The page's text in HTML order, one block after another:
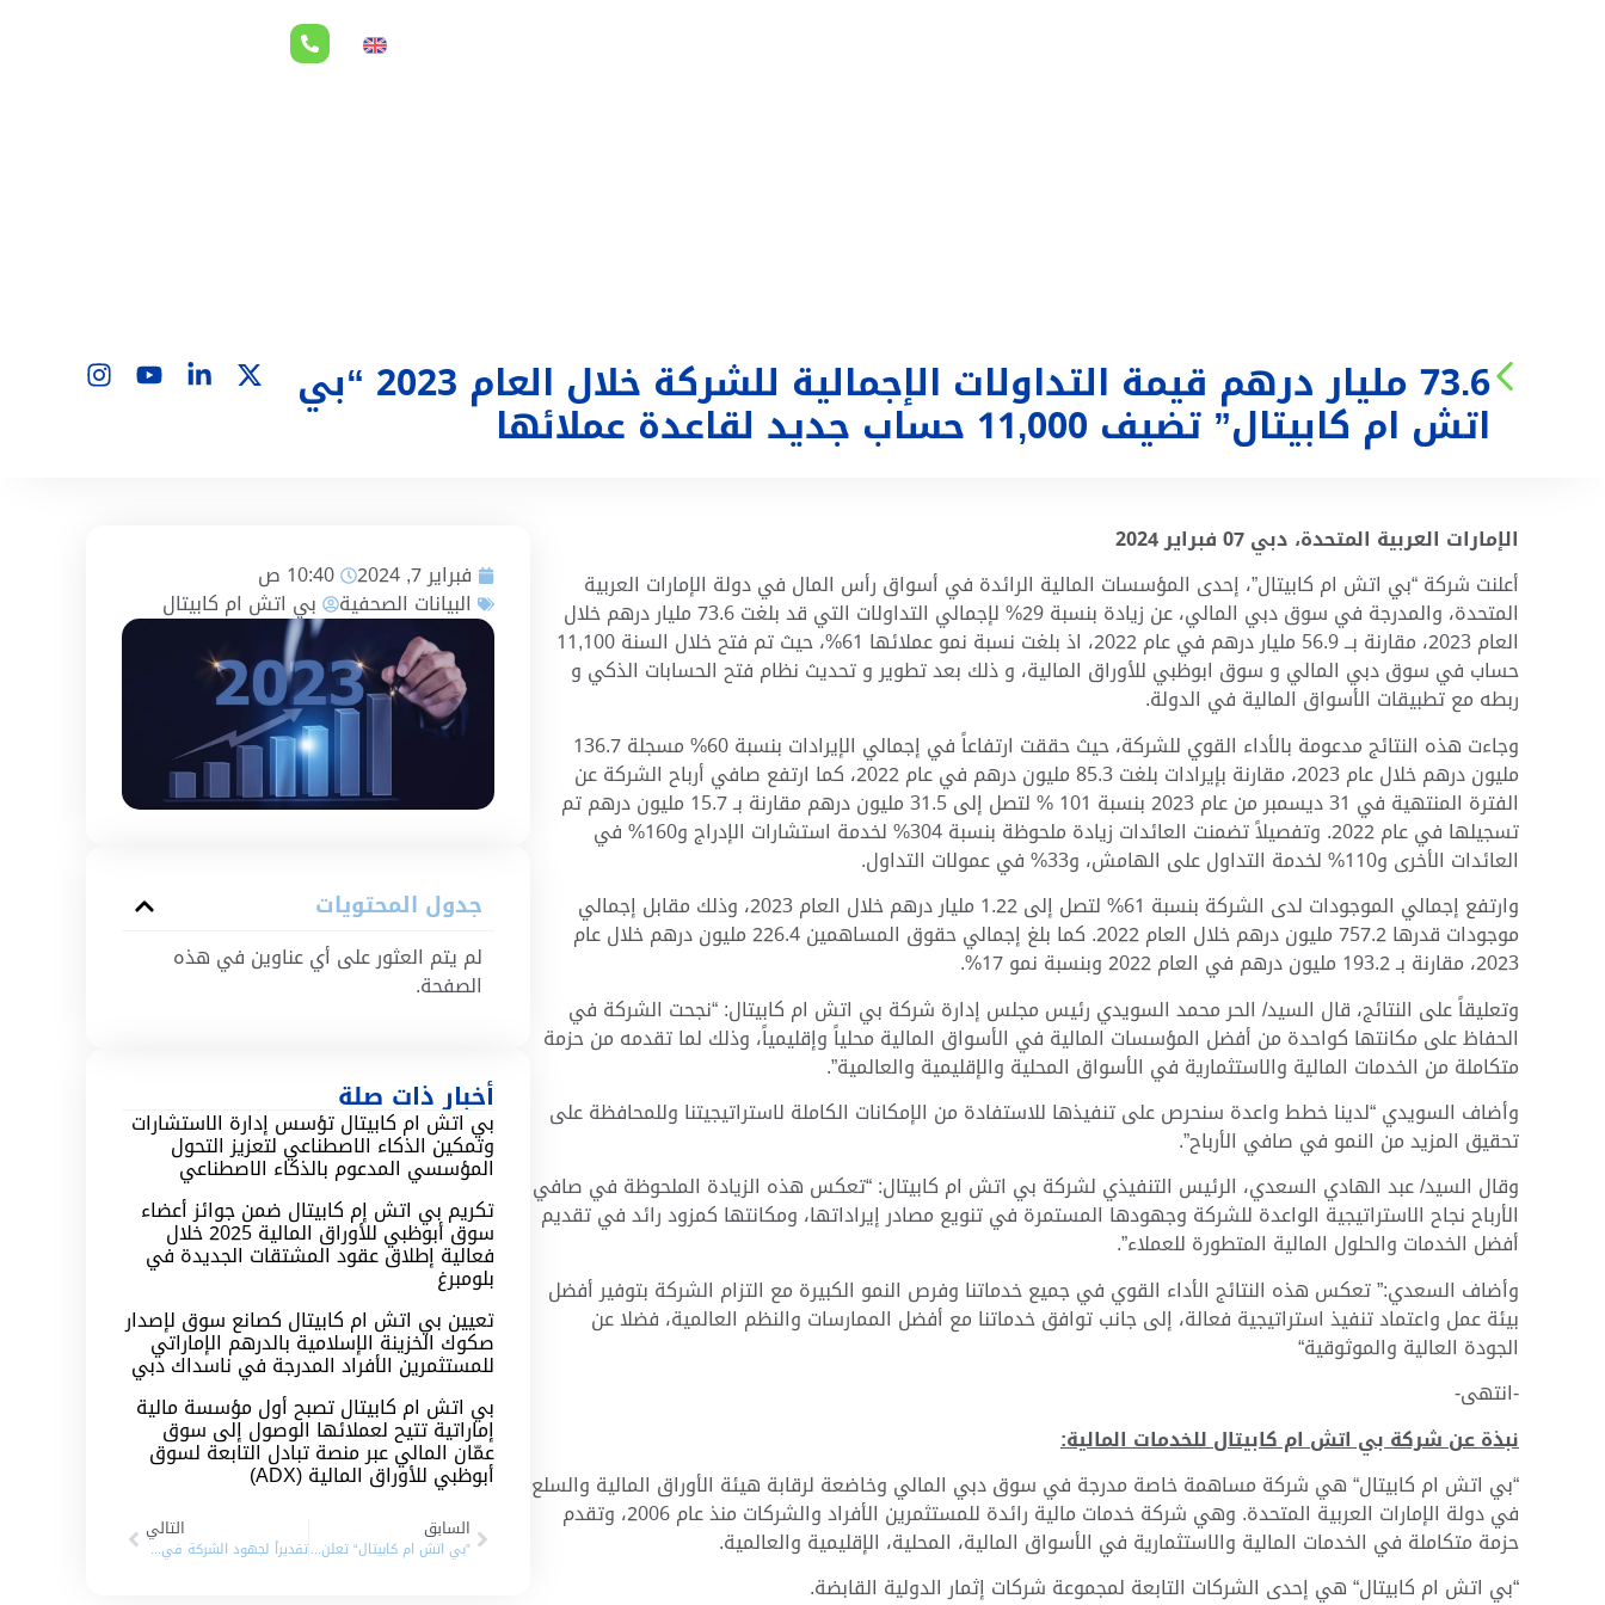
73.6 مليار درهم قيمة التداولات الإجمالية للشركة خلال العام 2023 “بي
اتش ام كابيتال” تضيف 11,000 حساب جديد لقاعدة عملائها
فبراير 7, 2024 10:40 ص
البيانات الصحفية بي اتش ام كابيتال
جدول المحتويات
لم يتم العثور على أي عناوين في هذه
الصفحة.
أخبار ذات صلة
بي اتش ام كابيتال تؤسس إدارة الاستشارات
وتمكين الذكاء الاصطناعي لتعزيز التحول
المؤسسي المدعوم بالذكاء الاصطناعي
تكريم بي اتش إم كابيتال ضمن جوائز أعضاء
سوق أبوظبي للأوراق المالية 2025 خلال
فعالية إطلاق عقود المشتقات الجديدة في
بلومبرغ
تعيين بي اتش ام كابيتال كصانع سوق لإصدار
صكوك الخزينة الإسلامية بالدرهم الإماراتي
للمستثمرين الأفراد المدرجة في ناسداك دبي
بي اتش ام كابيتال تصبح أول مؤسسة مالية
إماراتية تتيح لعملائها الوصول إلى سوق
عمّان المالي عبر منصة تبادل التابعة لسوق
أبوظبي للأوراق المالية (ADX)
السابق
”بي اتش ام كابيتال“ تعلن أنها في المراحل النهائية لتعيينها كمدير استثمار لشركة إثمار الدولية القابضة والشركات التابعة لها
التالي
تقديراً لجهود الشركة في تعزيز وتطور القطاع المالي سوق أبوظبي للأوراق المالية تُكرم “بي اتش ام كابيتال” بثلاثة جوائز
الإمارات العربية المتحدة، دبي 07 فبراير 2024
أعلنت شركة “بي اتش ام كابيتال”، إحدى المؤسسات المالية الرائدة في أسواق رأس المال في دولة الإمارات العربية
المتحدة، والمدرجة في سوق دبي المالي، عن زيادة بنسبة 29% لإجمالي التداولات التي قد بلغت 73.6 مليار درهم خلال
العام 2023، مقارنة بــ 56.9 مليار درهم في عام 2022، اذ بلغت نسبة نمو عملائها 61%، حيث تم فتح خلال السنة 11,100
حساب في سوق دبي المالي و سوق ابوظبي للأوراق المالية، و ذلك بعد تطوير و تحديث نظام فتح الحسابات الذكي و
ربطه مع تطبيقات الأسواق المالية في الدولة.
وجاءت هذه النتائج مدعومة بالأداء القوي للشركة، حيث حققت ارتفاعاً في إجمالي الإيرادات بنسبة 60% مسجلة 136.7
مليون درهم خلال عام 2023، مقارنة بإيرادات بلغت 85.3 مليون درهم في عام 2022، كما ارتفع صافي أرباح الشركة عن
الفترة المنتهية في 31 ديسمبر من عام 2023 بنسبة 101 % لتصل إلى 31.5 مليون درهم مقارنة بـ 15.7 مليون درهم تم
تسجيلها في عام 2022. وتفصيلاً تضمنت العائدات زيادة ملحوظة بنسبة 304% لخدمة استشارات الإدراج و160% في
العائدات الأخرى و110% لخدمة التداول على الهامش، و33% في عمولات التداول.
وارتفع إجمالي الموجودات لدى الشركة بنسبة 61% لتصل إلى 1.22 مليار درهم خلال العام 2023، وذلك مقابل إجمالي
موجودات قدرها 757.2 مليون درهم خلال العام 2022. كما بلغ إجمالي حقوق المساهمين 226.4 مليون درهم خلال عام
2023، مقارنة بـ 193.2 مليون درهم في العام 2022 وبنسبة نمو 17%.
وتعليقاً على النتائج، قال السيد/ الحر محمد السويدي رئيس مجلس إدارة شركة بي اتش ام كابيتال: “نجحت الشركة في
الحفاظ على مكانتها كواحدة من أفضل المؤسسات المالية في الأسواق المالية محلياً وإقليمياً، وذلك لما تقدمه من حزمة
متكاملة من الخدمات المالية والاستثمارية في الأسواق المحلية والإقليمية والعالمية”.
وأضاف السويدي “لدينا خطط واعدة سنحرص على تنفيذها للاستفادة من الإمكانات الكاملة لاستراتيجيتنا وللمحافظة على
تحقيق المزيد من النمو في صافي الأرباح”.
وقال السيد/ عبد الهادي السعدي، الرئيس التنفيذي لشركة بي اتش ام كابيتال: “تعكس هذه الزيادة الملحوظة في صافي
الأرباح نجاح الاستراتيجية الواعدة للشركة وجهودها المستمرة في تنويع مصادر إيراداتها، ومكانتها كمزود رائد في تقديم
أفضل الخدمات والحلول المالية المتطورة للعملاء”.
وأضاف السعدي:” تعكس هذه النتائج الأداء القوي في جميع خدماتنا وفرص النمو الكبيرة مع التزام الشركة بتوفير أفضل
بيئة عمل واعتماد تنفيذ استراتيجية فعالة، إلى جانب توافق خدماتنا مع أفضل الممارسات والنظم العالمية، فضلا عن
الجودة العالية والموثوقية“
-انتهى-
نبذة عن شركة بي اتش ام كابيتال للخدمات المالية:
“بي اتش ام كابيتال“ هي شركة مساهمة خاصة مدرجة في سوق دبي المالي وخاضعة لرقابة هيئة الأوراق المالية والسلع
في دولة الإمارات العربية المتحدة. وهي شركة خدمات مالية رائدة للمستثمرين الأفراد والشركات منذ عام 2006، وتقدم
حزمة متكاملة في الخدمات المالية والاستثمارية في الأسواق المالية، المحلية، الإقليمية والعالمية.
“بي اتش ام كابيتال“ هي إحدى الشركات التابعة لمجموعة شركات إثمار الدولية القابضة.